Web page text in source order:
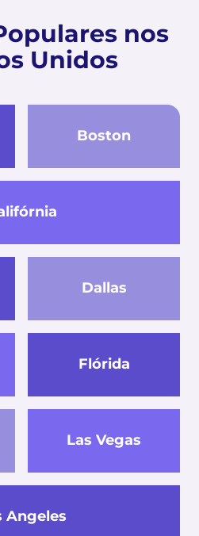
nos
Unidos
Boston
Dallas
Flórida
Las Vegas
Angeles